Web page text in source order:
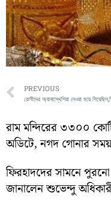
Prev
PREVIOUS
রাম মন্দিরের ৩৩০০
অডিটে, নগদ গোনার সময়
ফিরহাদদের সামনে
জানালেন শুভেন্দু